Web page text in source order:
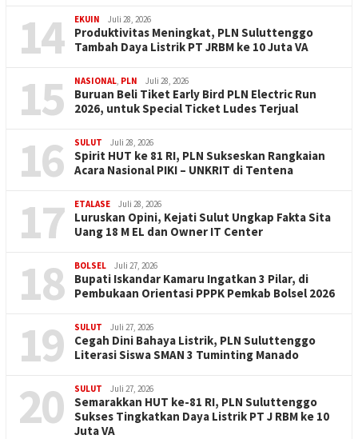
14 EKUIN Juli 28, 2026
Produktivitas Meningkat, PLN Suluttenggo
Tambah Daya Listrik PT JRBM ke 10 Juta VA
15 NASIONAL PLN Juli 28, 2026
Buruan Beli Tiket Early Bird PLN Electric Run
2026, untuk Special Ticket Ludes Terjual
16 SULUT Juli 28, 2026
Spirit HUT ke 81 RI, PLN Sukseskan Rangkaian
Acara Nasional PIKI – UNKRIT di Tentena
17 ETALASE Juli 28, 2026
Luruskan Opini, Kejati Sulut Ungkap Fakta Sita
Uang 18 M EL dan Owner IT Center
18 BOLSEL Juli 27, 2026
Bupati Iskandar Kamaru Ingatkan 3 Pilar, di
Pembukaan Orientasi PPPK Pemkab Bolsel 2026
19 SULUT Juli 27, 2026
Cegah Dini Bahaya Listrik, PLN Suluttenggo
Literasi Siswa SMAN 3 Tuminting Manado
20 SULUT Juli 27, 2026
Semarakkan HUT ke-81 RI, PLN Suluttenggo
Sukses Tingkatkan Daya Listrik PT J RBM ke 10
Juta VA